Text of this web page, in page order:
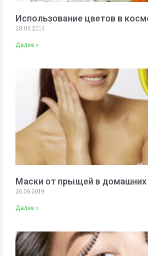
Использование цветов в
28.06.2019
Далее »
Маски от прыщей в домашних
26.06.2019
Далее »